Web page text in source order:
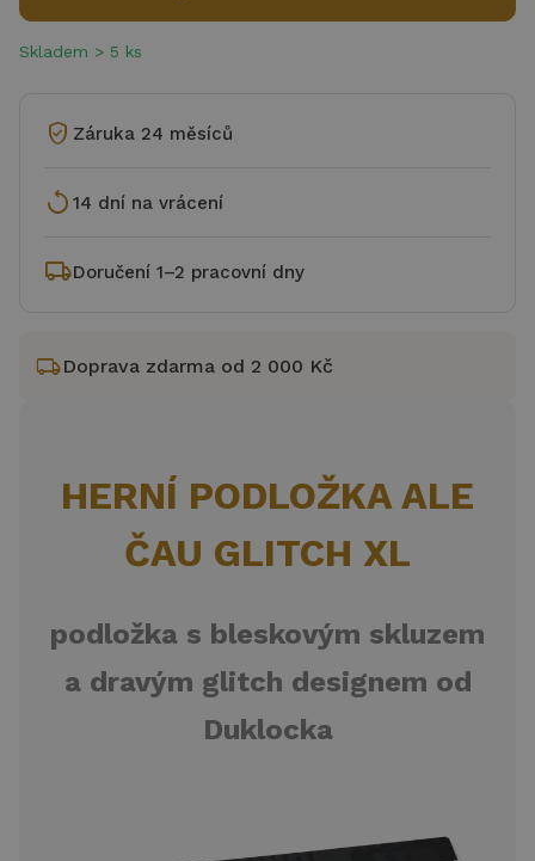
Skladem > 5 ks
verified_user Záruka 24 měsíců
replay 14 dní na vrácení
local_shippingDoručení 1–2 pracovní dny
local_shippingDoprava zdarma od 2 000 Kč
HERNÍ PODLOŽKA ALE
ČAU GLITCH XL
podložka s bleskovým skluzem
a dravým glitch designem od
Duklocka